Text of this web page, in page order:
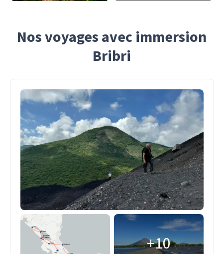
Nos voyages avec immersion
Bribri
+10